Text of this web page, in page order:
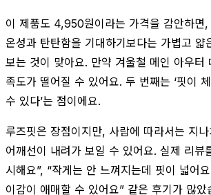
이 제품도 4,950원이라는 가격을 감안하면,
온성과 탄탄함을 기대하기보다는 가볍고 얇
보는 것이 맞아요. 만약 겨울철 메인 아우터
족도가 떨어질 수 있어요. 두 번째는 ‘핏이
수 있다’는 점이에요.
루즈핏은 장점이지만, 사람에 따라서는 지
어깨선이 내려가 보일 수 있어요. 실제 리뷰
시해요”, “작게는 안 느껴지는데 핏이 넓어
이감이 애매할 수 있어요” 같은 후기가 많았